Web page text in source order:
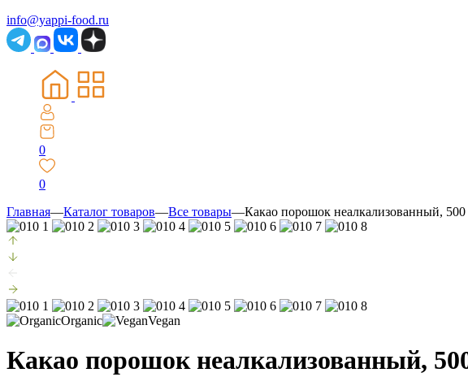
info@yappi-food.ru
0
0
Главная—Каталог товаров—Все товары—Какао порошок неалкализованный, 500
Organic Vegan
Какао порошок неалкализованный,